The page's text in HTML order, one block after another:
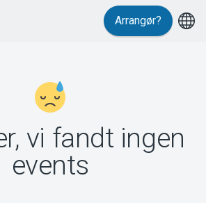
Support
Arrangør?
vi fandt ingen
events